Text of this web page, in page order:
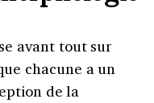
avant tout sur
chacune a un
de la